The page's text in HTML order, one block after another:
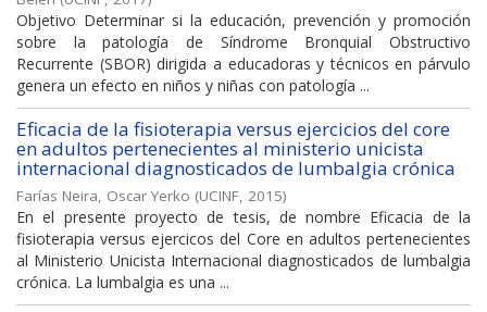
Objetivo Determinar si la educación, prevención y promoción
sobre la patología de Síndrome Bronquial Obstructivo
Recurrente (SBOR) dirigida a educadoras y técnicos en párvulo
genera un efecto en niños y niñas con patología ...
Eficacia de la fisioterapia versus ejercicios del core
en adultos pertenecientes al ministerio unicista
internacional diagnosticados de lumbalgia crónica
Farías Neira, Oscar Yerko (UCINF, 2015)
En el presente proyecto de tesis, de nombre Eficacia de la
fisioterapia versus ejercicos del Core en adultos pertenecientes
al Ministerio Unicista Internacional diagnosticados de lumbalgia
crónica. La lumbalgia es una ...